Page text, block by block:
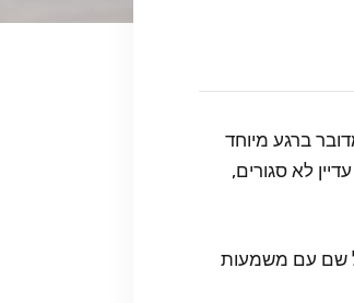
ברגע מיוחד
לא סגורים,
שם עם משמעות